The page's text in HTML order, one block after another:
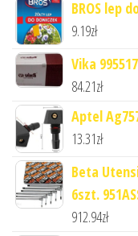
BROS lep
9.19zł
Vika
84.21zł
Aptel
13.31zł
Beta
6szt.
912.94zł